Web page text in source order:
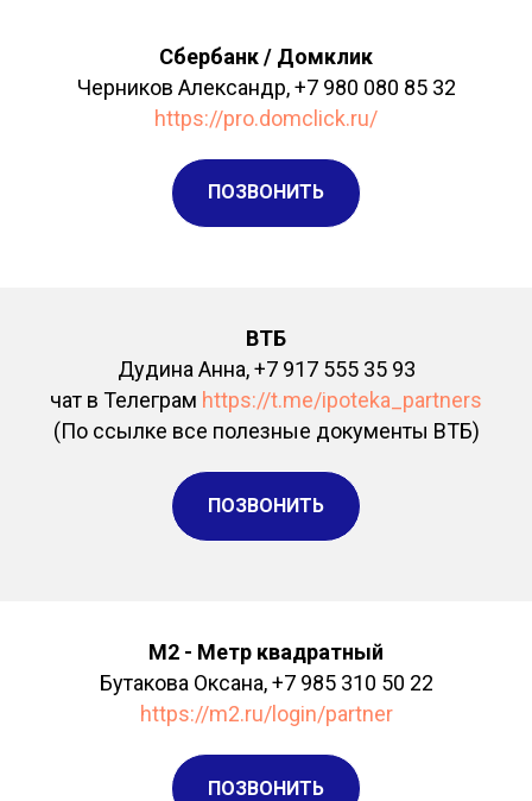
Сбербанк / Домклик
Черников Александр, +7 980 080 85 32
https://pro.domclick.ru/
ПОЗВОНИТЬ
ВТБ
Дудина Анна, +7 917 555 35 93
чат в Телеграм https://t.me/ipoteka_partners
(По ссылке все полезные документы ВТБ)
ПОЗВОНИТЬ
М2 - Метр квадратный
Бутакова Оксана, +7 985 310 50 22
https://m2.ru/login/partner
ПОЗВОНИТЬ